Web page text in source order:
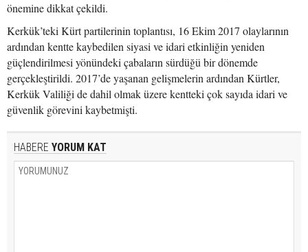
önemine dikkat çekildi.
Kerkük’teki Kürt partilerinin toplantısı, 16 Ekim 2017 olaylarının
ardından kentte kaybedilen siyasi ve idari etkinliğin yeniden
güçlendirilmesi yönündeki çabaların sürdüğü bir dönemde
gerçekleştirildi. 2017’de yaşanan gelişmelerin ardından Kürtler,
Kerkük Valiliği de dahil olmak üzere kentteki çok sayıda idari ve
güvenlik görevini kaybetmişti.
HABERE YORUM KAT